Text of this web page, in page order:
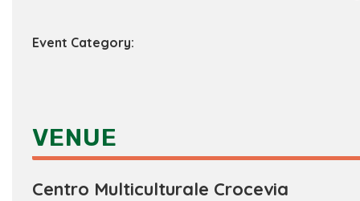
Event Category:
VENUE
Centro Multiculturale Crocevia